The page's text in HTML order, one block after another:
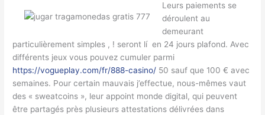
Leurs paiements se
déroulent au
demeurant
particulièrement simples , ! seront lí en 24 jours plafond. Avec
différents jeux vous pouvez cumuler parmi
https://vogueplay.com/fr/888-casino/ 50 sauf que 100 € avec
semaines. Pour certain mauvais j’effectue, nous-mêmes vaut
des « sweatcoins », leur appoint monde digital, qui peuvent
être partagés près plusieurs attestations délivrées dans